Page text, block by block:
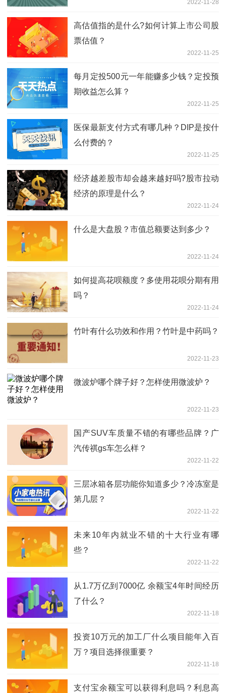
2022-11-28
高估值指的是什么?如何计算上市公司股
票估值？
2022-11-25
每月定投500元一年能赚多少钱？定投预
期收益怎么算？
2022-11-25
医保最新支付方式有哪几种？DIP是按什
么付费的？
2022-11-25
经济越差股市却会越来越好吗?股市拉动
经济的原理是什么？
2022-11-24
什么是大盘股？市值总额要达到多少？
2022-11-24
如何提高花呗额度？多使用花呗分期有用
吗？
2022-11-24
竹叶有什么功效和作用？竹叶是中药吗？
2022-11-23
微波炉哪个牌子好？怎样使用微波炉？
2022-11-23
国产SUV车质量不错的有哪些品牌？广
汽传祺gs车怎么样？
2022-11-22
三层冰箱各层功能你知道多少？冷冻室是
第几层？
2022-11-22
未来10年内就业不错的十大行业有哪
些？
2022-11-22
从1.7万亿到7000亿 余额宝4年时间经历
了什么？
2022-11-18
投资10万元的加工厂什么项目能年入百
万？项目选择很重要？
2022-11-18
支付宝余额宝可以获得利息吗？利息高